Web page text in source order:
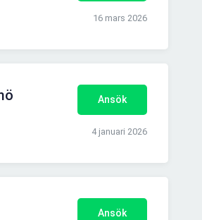
16 mars 2026
Ansök
4 januari 2026
Ansök